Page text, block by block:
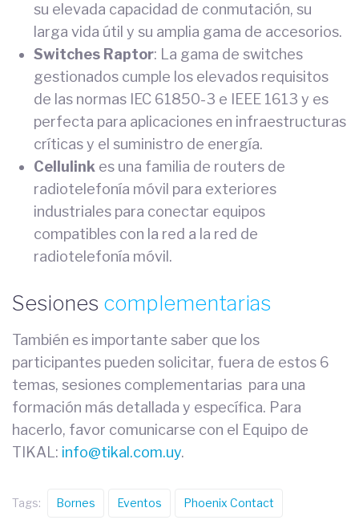
su elevada capacidad de conmutación, su
larga vida útil y su amplia gama de accesorios.
Switches Raptor: La gama de switches
gestionados cumple los elevados requisitos
de las normas IEC 61850-3 e IEEE 1613 y es
perfecta para aplicaciones en infraestructuras
críticas y el suministro de energía.
Cellulink es una familia de routers de
radiotelefonía móvil para exteriores
industriales para conectar equipos
compatibles con la red a la red de
radiotelefonía móvil.
Sesiones complementarias
También es importante saber que los
participantes pueden solicitar, fuera de estos 6
temas, sesiones complementarias para una
formación más detallada y específica. Para
hacerlo, favor comunicarse con el Equipo de
TIKAL: info@tikal.com.uy.
Tags: Bornes Eventos Phoenix Contact